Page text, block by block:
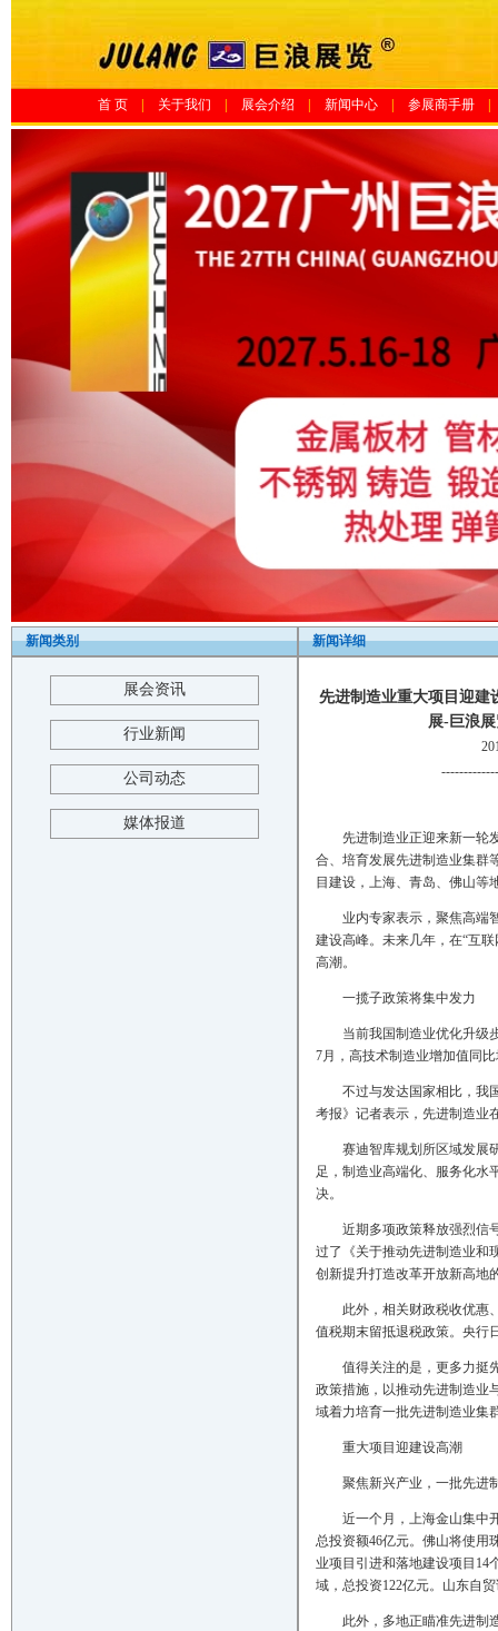
首 页 关于我们 展会介绍 新闻中心 参展商手册|
新闻类别
展会资讯
行业新闻
公司动态
媒体报道
新闻详细
先进制造业重大项目迎建
展-巨浪
先进制造业正迎来新一轮
合、培育发展先进制造业集群
目建设，上海、青岛、佛山等
业内专家表示，聚焦高端
建设高峰。未来几年，在“互
高潮。
一揽子政策将集中发力
当前我国制造业优化升级
7月，高技术制造业增加值同
不过与发达国家相比，我
考报》记者表示，先进制造业
赛迪智库规划所区域发展
足，制造业高端化、服务化水
决。
近期多项政策释放强烈信
过了《关于推动先进制造业和
创新提升打造改革开放新高地
此外，相关财政税收优惠
值税期末留抵退税政策。央行
值得关注的是，更多力挺
政策措施，以推动先进制造业
域着力培育一批先进制造业集
重大项目迎建设高潮
聚焦新兴产业，一批先进
近一个月，上海金山集中
总投资额46亿元。佛山将使用
业项目引进和落地建设项目14
域，总投资122亿元。山东自
此外，多地正瞄准先进制